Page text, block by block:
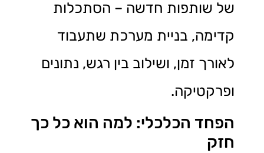
של שותפות חדשה – הסתכלות
קדימה, בניית מערכת שתעבוד
לאורך זמן, ושילוב בין רגש, נתונים
ופרקטיקה.
הפחד הכלכלי: למה הוא כל כך
חזק